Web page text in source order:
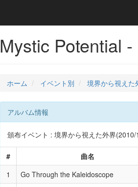
Mystic Potential
ホーム イベント別 境界から視えた
アルバム情報
頒布イベント : 境界から視えた外界
# 曲名
1
Go Through the Kaleidoscope